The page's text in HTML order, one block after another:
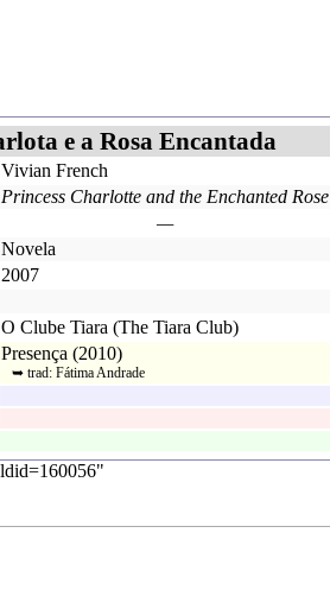
e a Rosa Encantada
Vivian French
Princess Charlotte and the Enchanted Rose
—
Novela
2007
O Clube Tiara (The Tiara Club)
Presença (2010)
➥ trad: Fátima Andrade
"